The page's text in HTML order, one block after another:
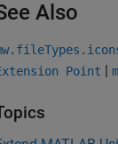
Also
Point |